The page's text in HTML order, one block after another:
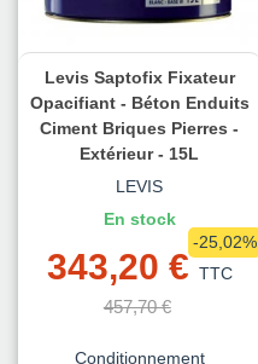
Levis Saptofix Fixateur
Opacifiant - Béton Enduits
Ciment Briques Pierres -
Extérieur - 15L
LEVIS
En stock
343,20 € TTC
457,70 €
-25,02%
Conditionnement